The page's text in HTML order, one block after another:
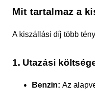
Mit tartalmaz a
A kiszállási díj több
1. Utazási
Benzin: Az